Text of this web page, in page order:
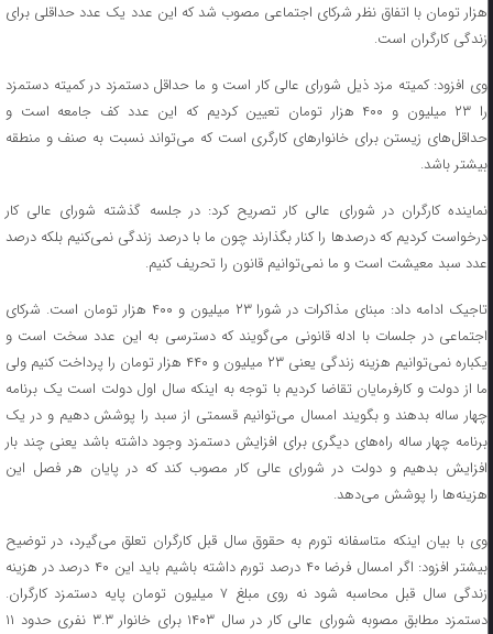
هزار تومان با اتفاق نظر شرکای اجتماعی مصوب شد که این عدد یک عدد حداقلی برای
زندگی کارگران است.
وی افزود: کمیته مزد ذیل شورای عالی کار است و ما حداقل دستمزد در کمیته دستمزد
را ۲۳ میلیون و ۴۰۰ هزار تومان تعیین کردیم که این عدد کف جامعه است و
حداقل‌های زیستن برای خانوارهای کارگری است که می‌تواند نسبت به صنف و منطقه
بیشتر باشد.
نماینده کارگران در شورای عالی کار تصریح کرد: در جلسه گذشته شورای عالی کار
درخواست کردیم که درصدها را کنار بگذارند چون ما با درصد زندگی‌ نمی‌کنیم بلکه درصد
عدد سبد معیشت است و ما نمی‌توانیم قانون را تحریف کنیم.
تاجیک ادامه داد: مبنای مذاکرات در شورا ۲۳ میلیون و ۴۰۰ هزار تومان است. شرکای
اجتماعی در جلسات با ادله قانونی می‌گویند که دسترسی به این عدد سخت است و
یکباره نمی‌توانیم هزینه زندگی یعنی ۲۳ میلیون و ۴۴۰ هزار تومان را پرداخت کنیم ولی
ما از دولت و کارفرمایان تقاضا کردیم با توجه به اینکه سال اول دولت است یک برنامه
چهار ساله بدهند و بگویند امسال می‌توانیم قسمتی از سبد را پوشش دهیم و در یک
برنامه چهار ساله راه‌های دیگری برای افزایش دستمزد وجود داشته باشد یعنی چند بار
افزایش بدهیم و دولت در شورای عالی کار مصوب کند که در پایان هر فصل این
هزینه‌ها را پوشش می‌دهد.
وی با بیان اینکه متاسفانه تورم به حقوق سال قبل کارگران تعلق می‌گیرد،‌ در توضیح
بیشتر افزود: اگر امسال فرضا ۴۰ درصد تورم داشته باشیم باید این ۴۰ درصد در هزینه
زندگی سال قبل محاسبه شود نه روی مبلغ ۷ میلیون تومان پایه دستمزد کارگران.
دستمزد مطابق مصوبه شورای عالی کار در سال ۱۴۰۳ برای خانوار ۳.۳ نفری حدود ۱۱